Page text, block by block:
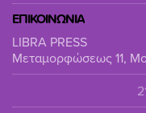
ΕΠΙΚΟΙΝΩΝΙΑ
LIBRA PRESS
Μεταμορφώσεως 11,